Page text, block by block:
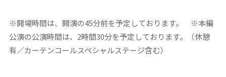
※開場時間は、開演の45分前を予定しております。 ※本編
公演の公演時間は、2時間30分を予定しております。（休憩
有／カーテンコールスペシャルステージ含む）